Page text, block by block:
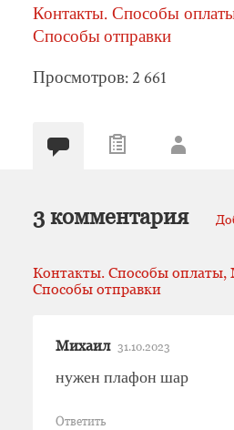
Контакты. Способы
Способы отправки
Просмотров: 2 661
3 комментария
Контакты. Способы оплаты,
Способы отправки
Михаил 31.10.2023
нужен плафон шар
Ответить